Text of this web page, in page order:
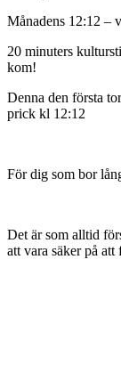
Månadens 12:12 –
20 minuters
kom!
Denna den första
prick kl 12:12
För dig som bor
Det är som alltid
att vara säker på att